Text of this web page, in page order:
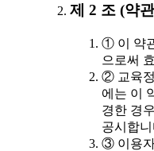
제 2 조 (약
① 이 약
으로써
② 교육
에는 이
경한 경
공시합
③ 이용